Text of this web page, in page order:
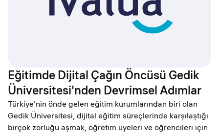
Eğitimde Dijital Çağın Öncüsü Gedik
Üniversitesi'nden Devrimsel Adımlar
Türkiye'nin önde gelen eğitim kurumlarından biri olan
Gedik Üniversitesi, dijital eğitim süreçlerinde karşılaştığı
birçok zorluğu aşmak, öğretim üyeleri ve öğrencileri için